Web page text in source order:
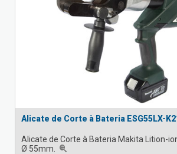
Alicate de Corte à Bateria ESG55LX-
Alicate de Corte à Bateria Makita Lition-
Ø 55mm.